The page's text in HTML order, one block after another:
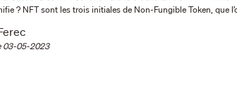
qu’est-ce que cela signifie ? NFT sont les trois initiales de Non-Fungible
03-05-2023